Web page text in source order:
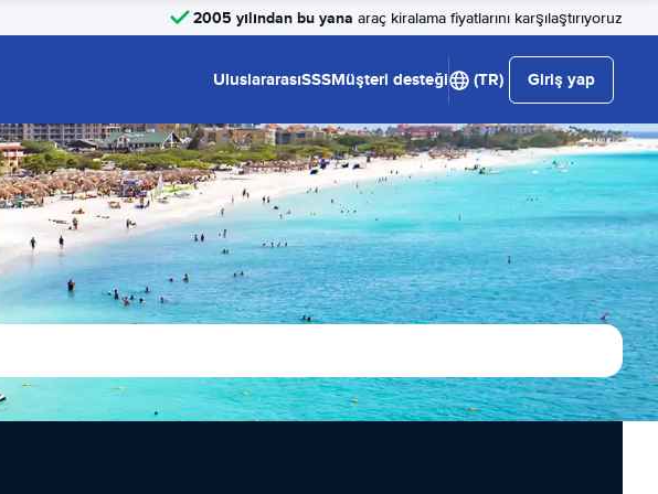
2005 yılından bu yana araç kiralama fiyatlarını karşılaştırıyoruz
UluslararasıSSSMüşteri desteği (TR) Giriş yap